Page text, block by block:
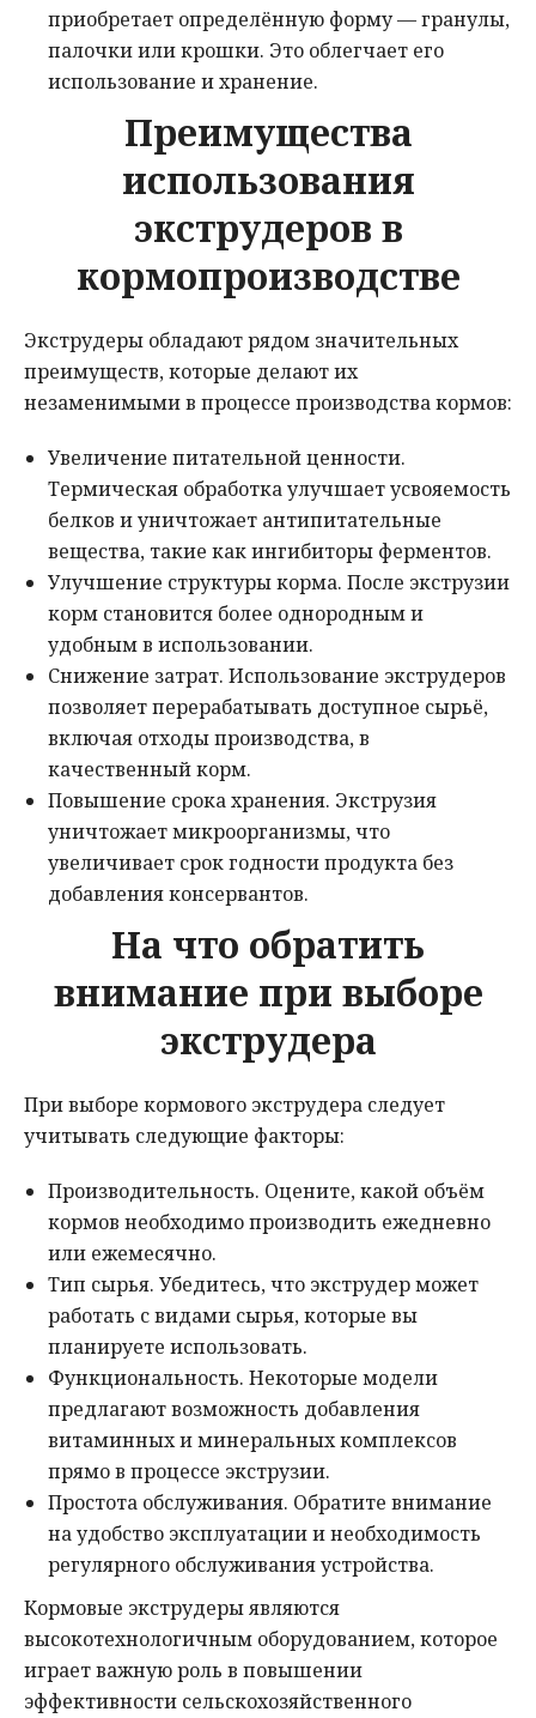
приобретает определённую форму — гранулы,
палочки или крошки. Это облегчает его
использование и хранение.
Преимущества
использования
экструдеров в
кормопроизводстве
Экструдеры обладают рядом значительных
преимуществ, которые делают их
незаменимыми в процессе производства кормов:
Увеличение питательной ценности.
Термическая обработка улучшает усвояемость
белков и уничтожает антипитательные
вещества, такие как ингибиторы ферментов.
Улучшение структуры корма. После экструзии
корм становится более однородным и
удобным в использовании.
Снижение затрат. Использование экструдеров
позволяет перерабатывать доступное сырьё,
включая отходы производства, в
качественный корм.
Повышение срока хранения. Экструзия
уничтожает микроорганизмы, что
увеличивает срок годности продукта без
добавления консервантов.
На что обратить
внимание при выборе
экструдера
При выборе кормового экструдера следует
учитывать следующие факторы:
Производительность. Оцените, какой объём
кормов необходимо производить ежедневно
или ежемесячно.
Тип сырья. Убедитесь, что экструдер может
работать с видами сырья, которые вы
планируете использовать.
Функциональность. Некоторые модели
предлагают возможность добавления
витаминных и минеральных комплексов
прямо в процессе экструзии.
Простота обслуживания. Обратите внимание
на удобство эксплуатации и необходимость
регулярного обслуживания устройства.
Кормовые экструдеры являются
высокотехнологичным оборудованием, которое
играет важную роль в повышении
эффективности сельскохозяйственного